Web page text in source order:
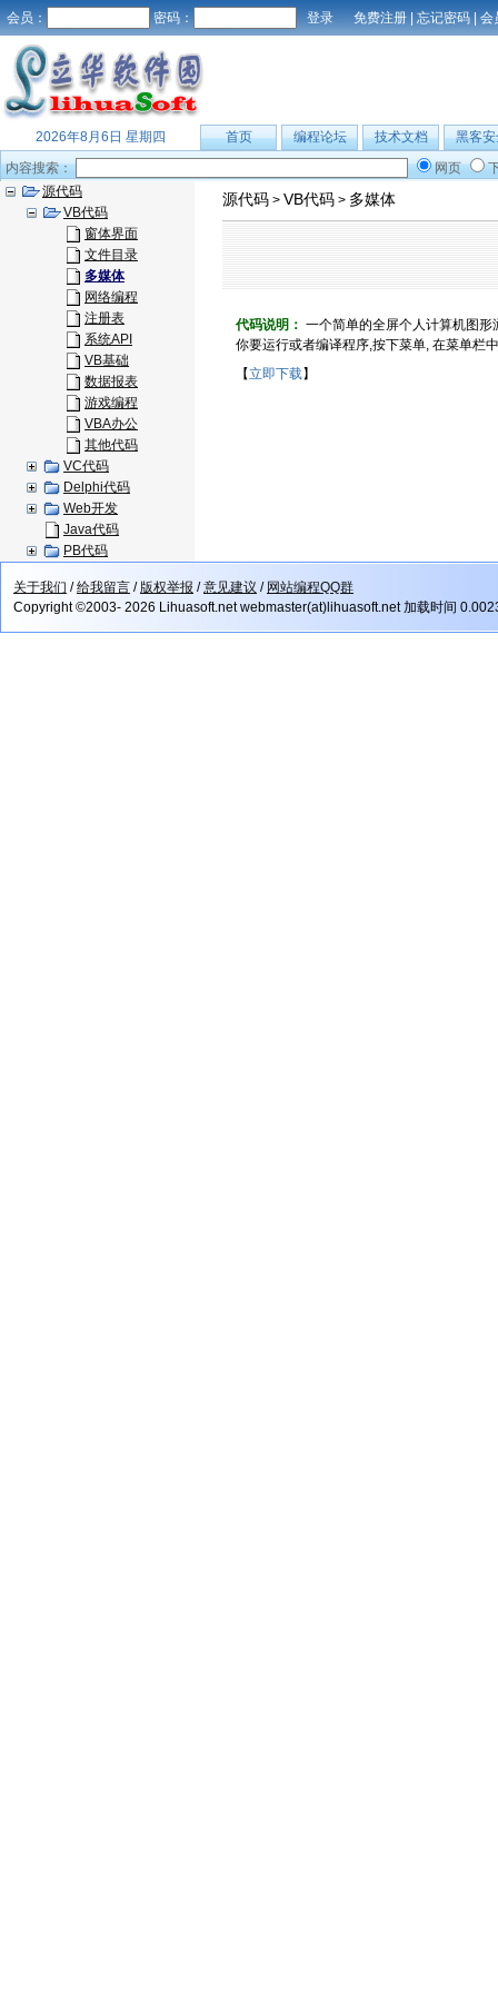
会员： 密码： 免费注册 | 忘记密码 | 会
2026年8月6日 星期四 首页 编程论坛 技术文档
黑客安
内容搜索：
网页
源代码
VB代码
窗体界面
文件目录
多媒体
网络编程
注册表
系统API
VB基础
数据报表
游戏编程
VBA办公
其他代码
VC代码
Delphi代码
Web开发
Java代码
PB代码
源代码 > VB代码 > 多媒体
代码说明： 一个简单的全屏个人计算机图
你要运行或者编译程序,按下菜单, 在菜单栏
【立即下载】
关于我们 /给我留言 /版权举报 /意见建议 / 网站编程QQ群
Copyright ©2003- 2026 Lihuasoft.net webmaster(at)lihuasoft.net 加载时间